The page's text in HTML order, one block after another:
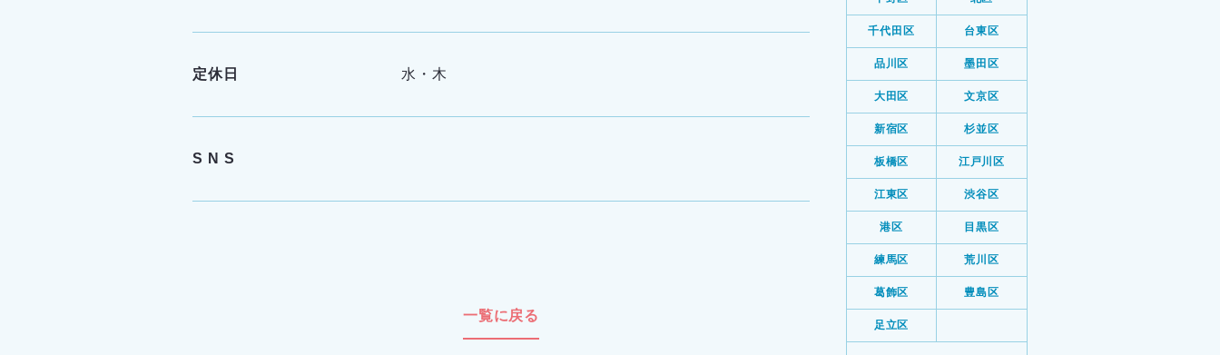
定休日 水・木
S N S
一覧に戻る
千代田区 台東区
品川区 墨田区
大田区 文京区
新宿区 杉並区
板橋区 江戸川区
江東区 渋谷区
港区 目黒区
練馬区 荒川区
葛飾区 豊島区
足立区